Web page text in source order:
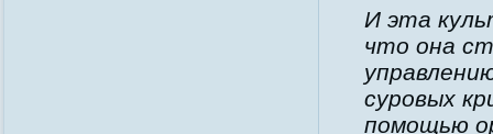
И эта
что она
суровых
помощью